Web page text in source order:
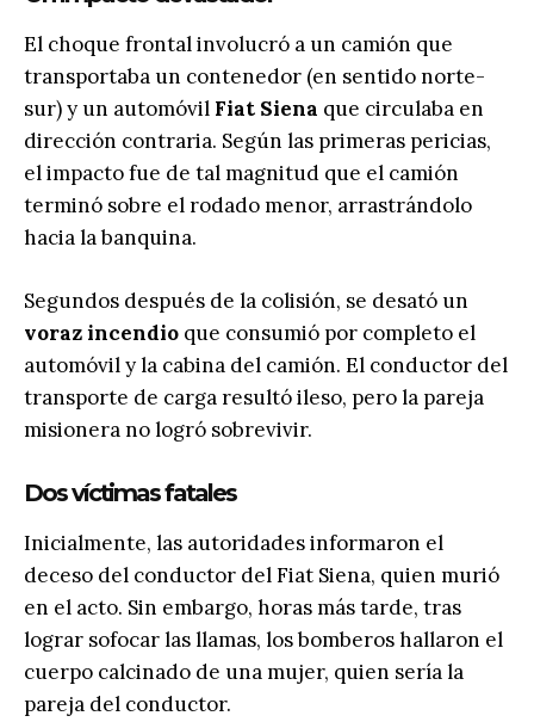
El choque frontal involucró a un camión que
transportaba un contenedor (en sentido norte-
sur) y un automóvil Fiat Siena que circulaba en
dirección contraria. Según las primeras pericias,
el impacto fue de tal magnitud que el camión
terminó sobre el rodado menor, arrastrándolo
hacia la banquina.
Segundos después de la colisión, se desató un
voraz incendio que consumió por completo el
automóvil y la cabina del camión. El conductor del
transporte de carga resultó ileso, pero la pareja
misionera no logró sobrevivir.
Dos víctimas fatales
Inicialmente, las autoridades informaron el
deceso del conductor del Fiat Siena, quien murió
en el acto. Sin embargo, horas más tarde, tras
lograr sofocar las llamas, los bomberos hallaron el
cuerpo calcinado de una mujer, quien sería la
pareja del conductor.